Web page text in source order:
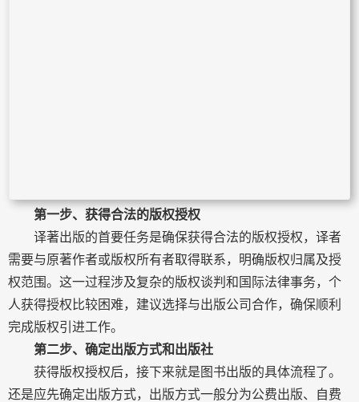
第一步、获得合法的版权授权
译著出版的首要任务是确保获得合法的版权授权，译者
需要与原著作者或版权所有者取得联系，明确版权归属及授
权范围。这一过程涉及复杂的版权谈判和国际法律事务，个
人获得授权比较困难，建议选择与出版公司合作，确保顺利
完成版权引进工作。
第二步、确定出版方式和出版社
获得版权授权后，接下来就是图书出版的具体流程了。
还是应先确定出版方式，出版方式一般分为公费出版、自费